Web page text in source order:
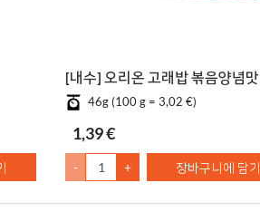
[내수] 오리온 고래밥 볶음양념맛
46g (100 g = 3,02 €)
1,39 €
- + 장바구니에 담기